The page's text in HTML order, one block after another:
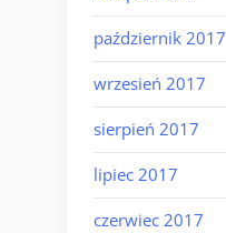
październik 2017
wrzesień 2017
sierpień 2017
lipiec 2017
czerwiec 2017